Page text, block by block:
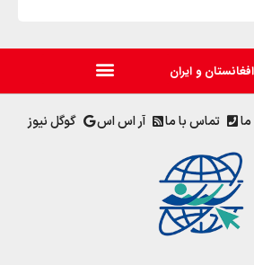
و ایران
ما تماس با ما آر اس اس گوگل نیوز